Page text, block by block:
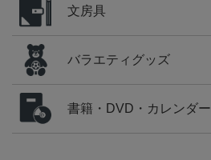
文房具
バラエティグッズ
書籍・DVD・カレンダー